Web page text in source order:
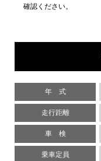
確認ください。
年 式
走行距離
車 検
乗車定員